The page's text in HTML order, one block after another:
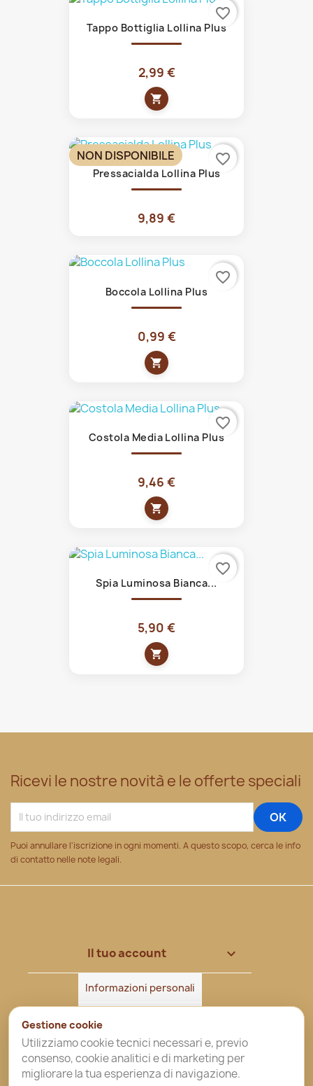
Tappo Bottiglia Lollina Plus
2,99 €
shopping_cart
favorite_border
Pressacialda Lollina Plus
9,89 €
NON DISPONIBILE favorite_border
Boccola Lollina Plus
0,99 €
shopping_cart
favorite_border
Costola Media Lollina Plus
9,46 €
shopping_cart
favorite_border
Spia Luminosa Bianca...
5,90 €
shopping_cart
favorite_border
Ricevi le nostre novità e le offerte speciali
Puoi annullare l'iscrizione in ogni momenti. A questo scopo, cerca le info
di contatto nelle note legali.
Il tuo account 
Informazioni personali
Ordini
Note di credito
Gestione cookie
Utilizziamo cookie tecnici necessari e, previo
consenso, cookie analitici e di marketing per
migliorare la tua esperienza di navigazione.